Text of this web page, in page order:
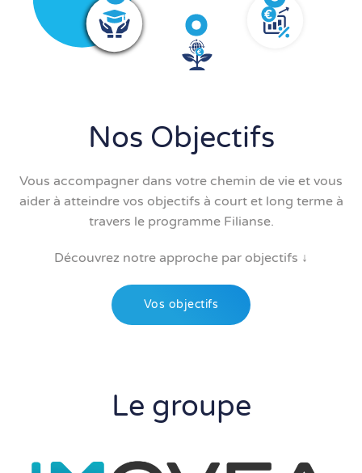
Nos Objectifs
Vous accompagner dans votre chemin de vie et vous
aider à atteindre vos objectifs à court et long terme à
travers le programme Filianse.
Découvrez notre approche par objectifs ↓
Vos objectifs
Le groupe